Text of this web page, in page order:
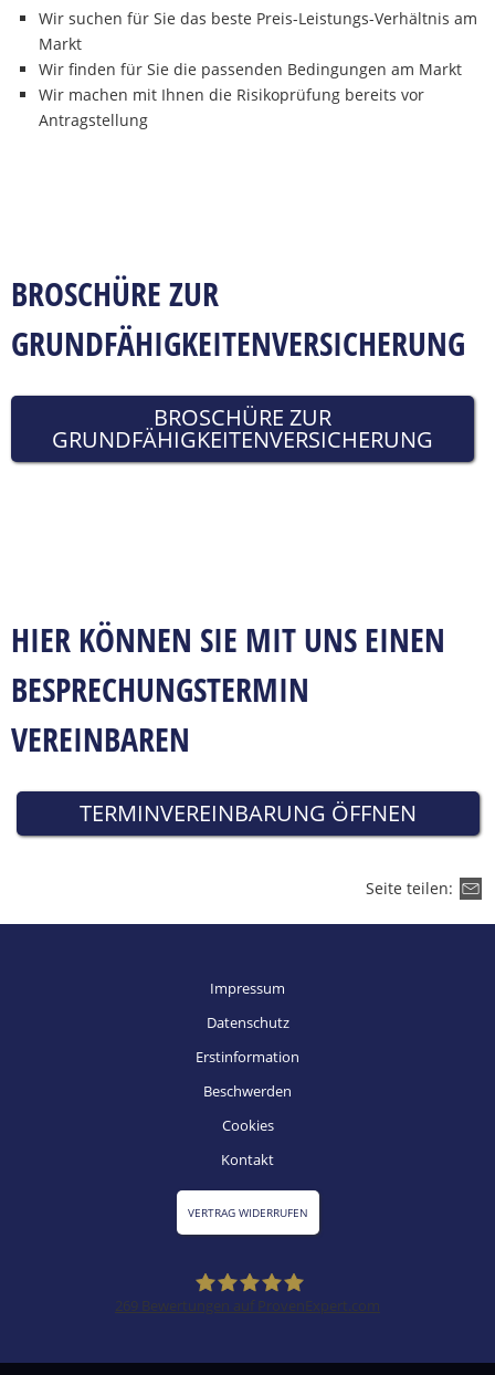
Wir suchen für Sie das beste Preis-Leistungs-Verhältnis am
Markt
Wir finden für Sie die passenden Bedingungen am Markt
Wir machen mit Ihnen die Risikoprüfung bereits vor
Antragstellung
BROSCHÜRE ZUR
GRUNDFÄHIGKEITENVERSICHERUNG
BROSCHÜRE ZUR
GRUNDFÄHIGKEITENVERSICHERUNG
HIER KÖNNEN SIE MIT UNS EINEN
BESPRECHUNGSTERMIN
VEREINBAREN
TERMINVEREINBARUNG ÖFFNEN
Seite teilen:
Impressum
Datenschutz
Erstinformation
Beschwerden
Cookies
Kontakt
VERTRAG WIDERRUFEN
269 Bewertungen auf ProvenExpert.com